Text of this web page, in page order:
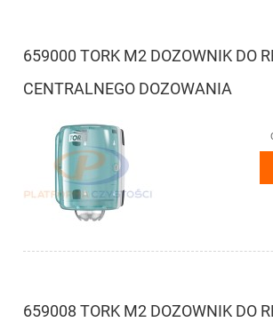
659000 TORK M2 DOZOWNIK DO
CENTRALNEGO DOZOWANIA
659008 TORK M2 DOZOWNIK DO